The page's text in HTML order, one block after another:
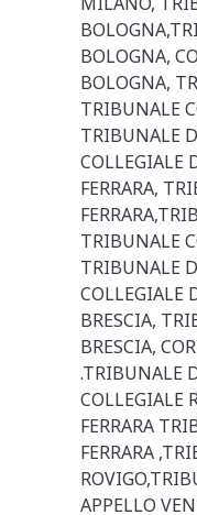
BOLOGNA,
BOLOGNA,
TRIBUNALE
TRIBUNALE
COLLEGIALE
FERRARA,
TRIBUNALE
TRIBUNALE
COLLEGIALE
BRESCIA,
BRESCIA,
.TRIBUNALE
COLLEGIALE
FERRARA
FERRARA
APPELLO